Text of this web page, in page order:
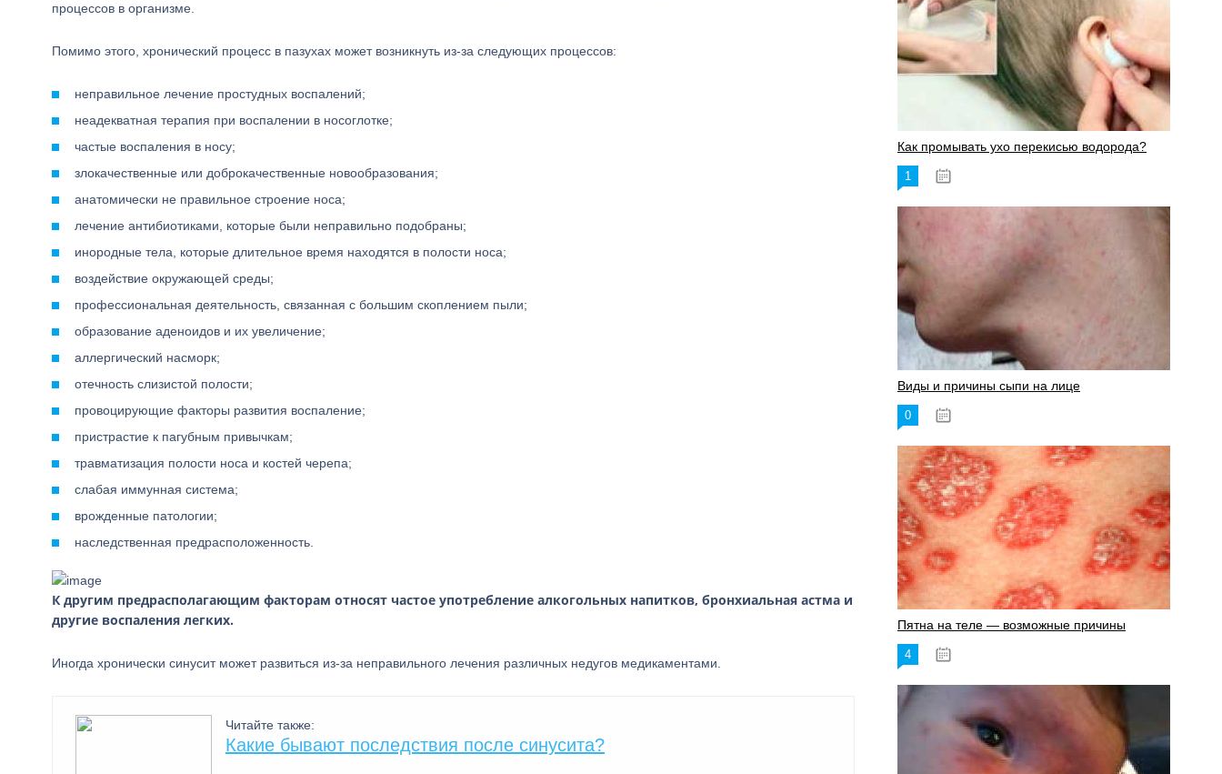
процессов в организме.
Помимо этого, хронический процесс в пазухах может возникнуть из-за следующих процессов:
неправильное лечение простудных воспалений;
неадекватная терапия при воспалении в носоглотке;
частые воспаления в носу;
злокачественные или доброкачественные новообразования;
анатомически не правильное строение носа;
лечение антибиотиками, которые были неправильно подобраны;
инородные тела, которые длительное время находятся в полости носа;
воздействие окружающей среды;
профессиональная деятельность, связанная с большим скоплением пыли;
образование аденоидов и их увеличение;
аллергический насморк;
отечность слизистой полости;
провоцирующие факторы развития воспаление;
пристрастие к пагубным привычкам;
травматизация полости носа и костей черепа;
слабая иммунная система;
врожденные патологии;
наследственная предрасположенность.
К другим предрасполагающим факторам относят частое употребление алкогольных напитков, бронхиальная астма и
другие воспаления легких.
Иногда хронически синусит может развиться из-за неправильного лечения различных недугов медикаментами.
Читайте также:
Какие бывают последствия после синусита?
Как промывать ухо перекисью водорода?
1
Виды и причины сыпи на лице
0
Пятна на теле — возможные причины
4